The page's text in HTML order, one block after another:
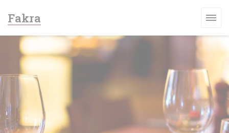
Fakra